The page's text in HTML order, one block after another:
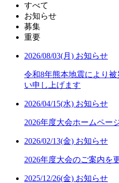
すべて
お知らせ
募集
重要
2026/08/03(月) お知らせ
令和8年熊本地震により
い申し上げます
2026/04/15(水) お知らせ
2026年度大会ホームペー
2026/02/13(金) お知らせ
2026年度大会のご案内を
2025/12/26(金) お知らせ